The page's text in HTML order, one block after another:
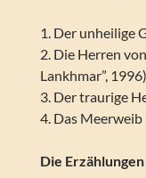
1. Der unheilige
2. Die Herren
Lankhmar”, 1996)
3. Der traurige
4. Das Meerweib
Die Erzählungen